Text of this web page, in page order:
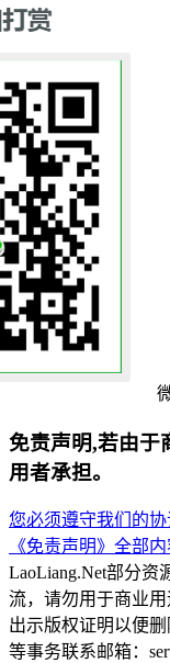
免责声明,若由于
用者承担。
您必须遵守我们的
《免责声明》全部
LaoLiang.Net部分资
流，请勿用于商业
出示版权证明以便
等事务联系邮箱：